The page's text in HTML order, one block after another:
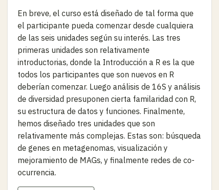
En breve, el curso está diseñado de tal forma que
el participante pueda comenzar desde cualquiera
de las seis unidades según su interés. Las tres
primeras unidades son relativamente
introductorias, donde la Introducción a R es la que
todos los participantes que son nuevos en R
deberían comenzar. Luego análisis de 16S y análisis
de diversidad presuponen cierta familaridad con R,
su estructura de datos y funciones. Finalmente,
hemos diseñado tres unidades que son
relativamente más complejas. Estas son: búsqueda
de genes en metagenomas, visualización y
mejoramiento de MAGs, y finalmente redes de co-
ocurrencia.